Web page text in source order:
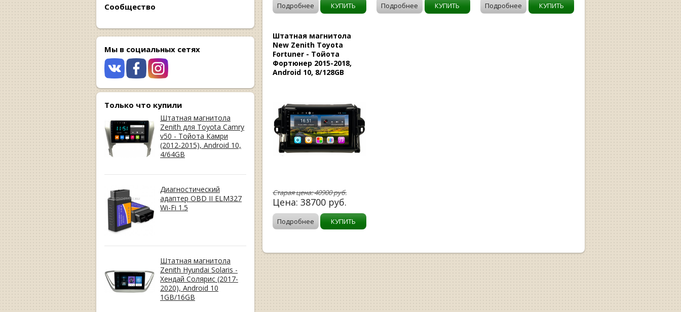
Сообщество
Мы в социальных сетях
Только что купили
Штатная магнитола
Zenith для Toyota Camry
v50 - Тойота Камри
(2012-2015), Android 10,
4/64GB
Диагностический
адаптер OBD II ELM327
Wi-Fi 1.5
Штатная магнитола
Zenith Hyundai Solaris -
Хендай Солярис (2017-
2020), Android 10
1GB/16GB
Подробнее КУПИТЬ Подробнее КУПИТЬ Подробнее КУПИТЬ
Штатная магнитола
New Zenith Toyota
Fortuner - Тойота
Фортюнер 2015-2018,
Android 10, 8/128GB
Старая цена:40900руб.
Цена: 38700 руб.
Подробнее КУПИТЬ